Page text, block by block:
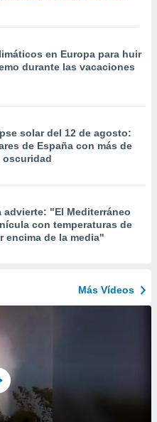
en Europa para huir
durante las vacaciones
solar del 12 de agosto:
de España con más de
oscuridad
advierte: "El Mediterráneo
con temperaturas de
encima de la media"
Más Vídeos